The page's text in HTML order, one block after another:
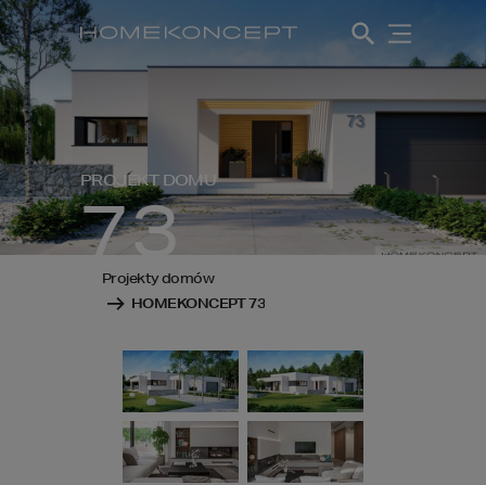
PROJEKT DOMU
73
Projekty domów
HOMEKONCEPT 73